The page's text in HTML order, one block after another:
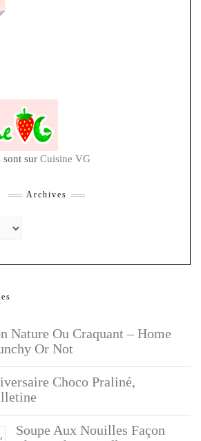
sont sur Cuisine VG
Archives
Nature Ou Craquant – Home
Or Not
Choco Praliné,
Soupe Aux Nouilles Façon